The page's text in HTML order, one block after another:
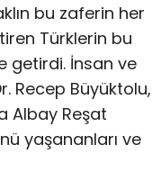
bu zaferin her
Türklerin bu
getirdi. İnsan ve
Recep Büyüktolu,
Albay Reşat
yaşananları ve